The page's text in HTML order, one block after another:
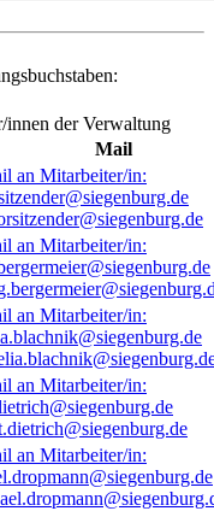
innen der Verwaltung
Mail